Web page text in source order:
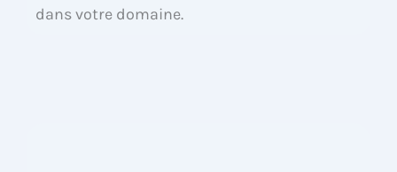
dans votre domaine.